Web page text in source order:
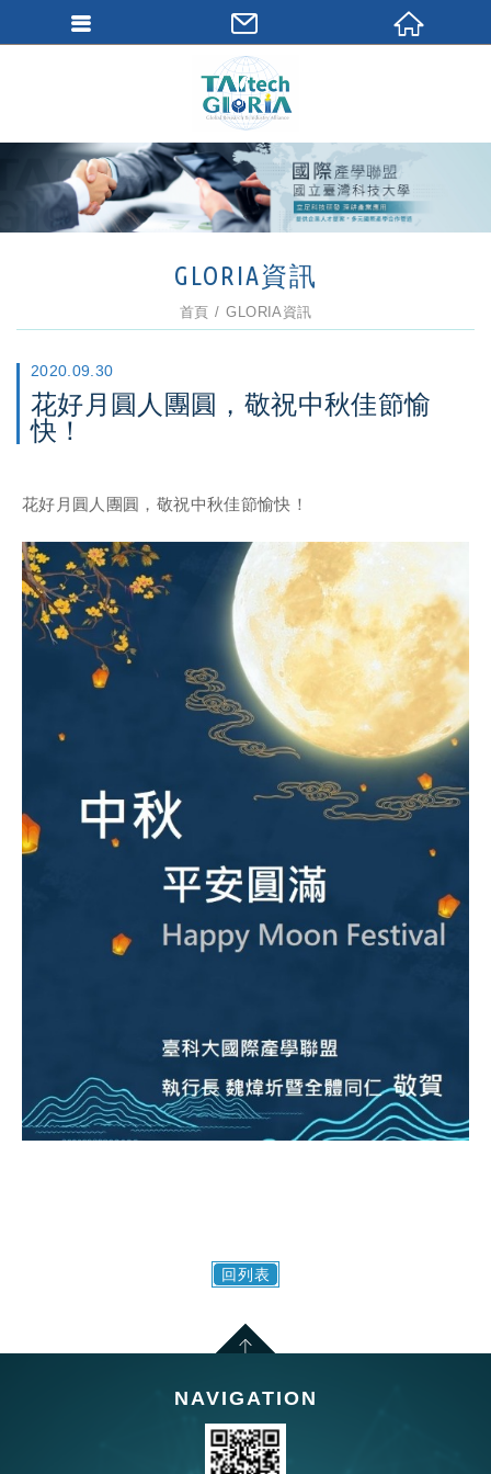
GLORIA資訊
首頁 GLORIA資訊
2020.09.30
花好月圓人團圓，敬祝中秋佳節愉
快！
花好月圓人團圓，敬祝中秋佳節愉快！
回列表
NAVIGATION